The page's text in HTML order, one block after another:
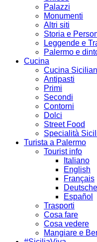
Palazzi
Monumenti
Altri siti
Storia e
Leggende e
Palermo e
Cucina
Cucina
Antipasti
Primi
Secondi
Contorni
Dolci
Street Food
Specialità
Turista a Palermo
Tourist info
Italiano
English
Français
Deutsche
Español
Trasporti
Cosa fare
Cosa vedere
Mangiare e